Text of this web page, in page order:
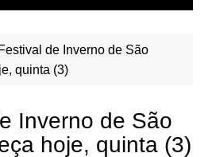
de Inverno de São
quinta (3)
Inverno de São
hoje, quinta (3)